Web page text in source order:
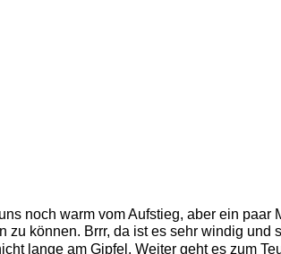
noch warm vom Aufstieg, aber ein paar
können. Brrr, da ist es sehr windig und
lange am Gipfel. Weiter geht es zum